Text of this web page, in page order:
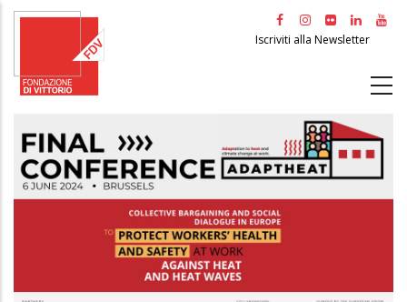
Salta
principale
Iscriviti alla Newsletter